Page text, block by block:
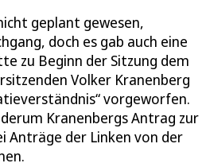
geplant gewesen,
doch es gab auch eine
zu Beginn der Sitzung dem
Volker Kranenberg
vorgeworfen.
Kranenbergs Antrag zur
Anträge der Linken von der